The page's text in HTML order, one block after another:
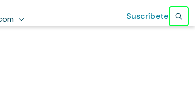
Suscríbete